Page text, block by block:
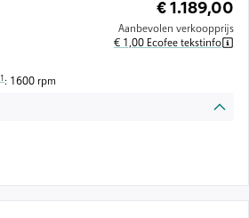
€ 1.189,00
Aanbevolen verkoopprijs
€ 1,00 Ecofee tekstinfo
Voetnoot 1: De maximale centrifugesnelheid wordt automatisch
1: 1600 rpm